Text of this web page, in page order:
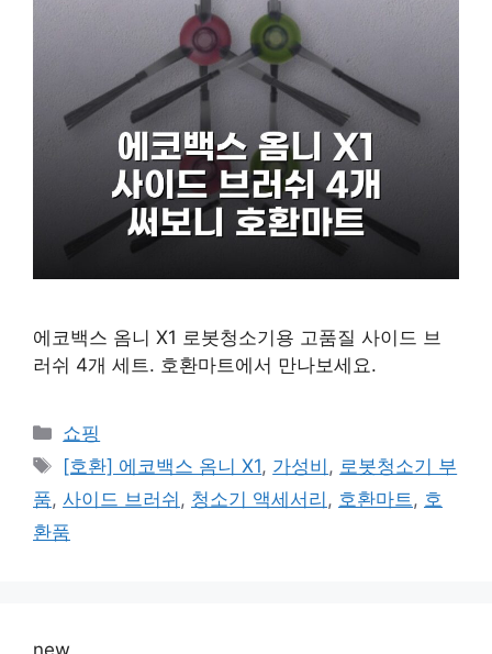
에코백스 옴니 X1 로봇청소기용 고품질 사이드 브
러쉬 4개 세트. 호환마트에서 만나보세요.
카
테
고
리
쇼핑
태
그
[호환] 에코백스 옴니 X1, 가성비 , 로봇청소기 부
품, 사이드 브러쉬 , 청소기 액세서리 , 호환마트 , 호
환품
new